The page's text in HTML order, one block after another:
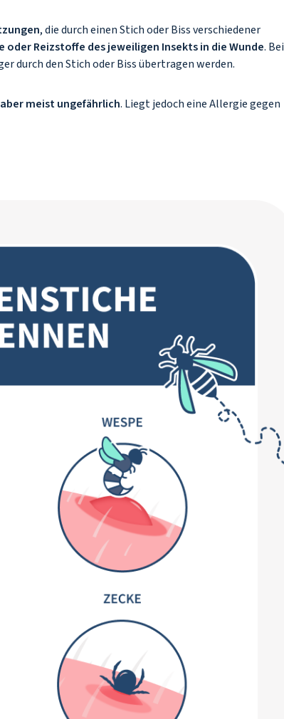
, die durch einen Stich oder Biss verschiedener
oder Reizstoffe des jeweiligen Insekts in die Wunde. Bei
durch den Stich oder Biss übertragen werden.
meist ungefährlich. Liegt jedoch eine Allergie gegen